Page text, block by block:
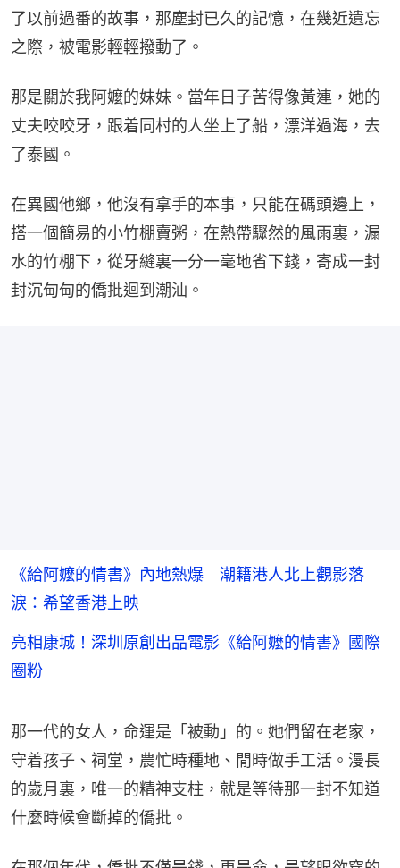
了以前過番的故事，那塵封已久的記憶，在幾近遺忘
之際，被電影輕輕撥動了。
那是關於我阿嬤的妹妹。當年日子苦得像黃連，她的
丈夫咬咬牙，跟着同村的人坐上了船，漂洋過海，去
了泰國。
在異國他鄉，他沒有拿手的本事，只能在碼頭邊上，
搭一個簡易的小竹棚賣粥，在熱帶驟然的風雨裏，漏
水的竹棚下，從牙縫裏一分一毫地省下錢，寄成一封
封沉甸甸的僑批迴到潮汕。
《給阿嬤的情書》內地熱爆 潮籍港人北上觀影落
淚：希望香港上映
亮相康城！深圳原創出品電影《給阿嬤的情書》國際
圈粉
那一代的女人，命運是「被動」的。她們留在老家，
守着孩子、祠堂，農忙時種地、閒時做手工活。漫長
的歲月裏，唯一的精神支柱，就是等待那一封不知道
什麼時候會斷掉的僑批。